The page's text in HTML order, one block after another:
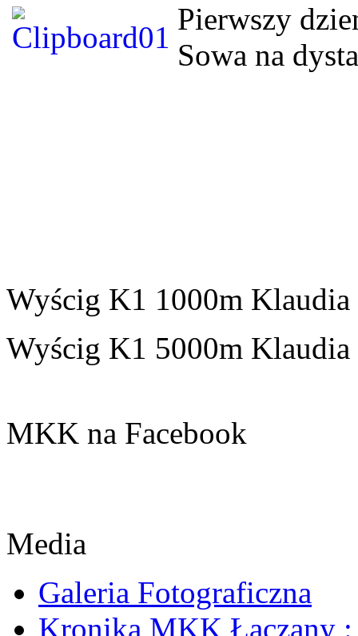
Pierwszy
Sowa na
Wyścig K1 1000m Klaudia
Wyścig K1 5000m Klaudia
MKK na Facebook
Media
Galeria Fotograficzna
Kronika MKK Łączany :